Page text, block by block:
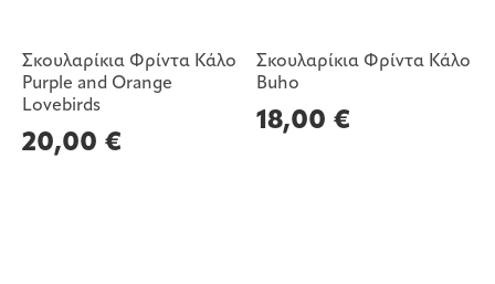
Σκουλαρίκια Φρίντα Κάλο
Purple and Orange
Lovebirds
20,00 €
Σκουλαρίκια Φρίντα Κάλο
Buho
18,00 €